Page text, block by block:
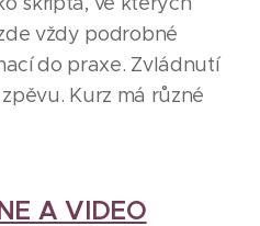
vždy podrobné
do praxe. Zvládnutí
Kurz má různé
A VIDEO